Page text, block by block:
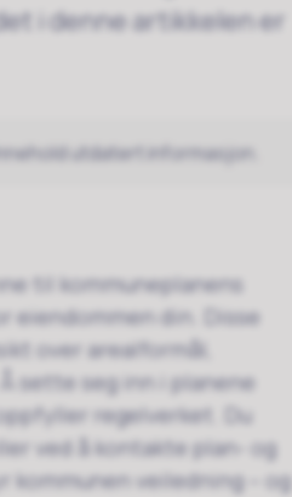
i denne artikkelen er
utdatert informasjon.
til kommuneplanens
eiendommen din. Disse
over arealformål,
sette seg inn i planene
regelverket. Du
ved å kontakte plan- og
kommunen veiledning – og